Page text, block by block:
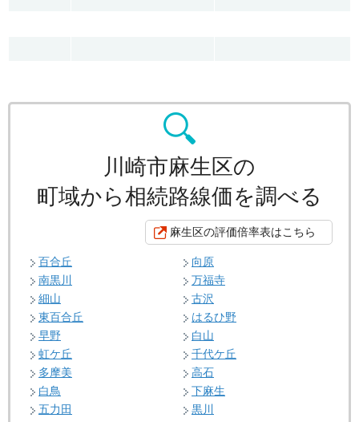
川崎市麻生区の
町域から相続路線価を調べる
麻生区の評価倍率表はこちら
百合丘
向原
南黒川
万福寺
細山
古沢
東百合丘
はるひ野
早野
白山
虹ケ丘
千代ケ丘
多摩美
高石
白鳥
下麻生
五力田
黒川